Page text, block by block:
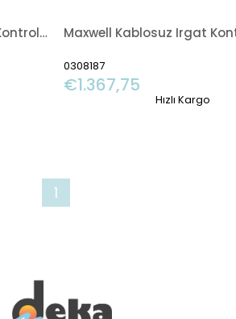
Maxwell RCM2 Kablosuz Irgat Kontrol Kumandası
0308187
€1.367,75
Hızlı Kargo
1